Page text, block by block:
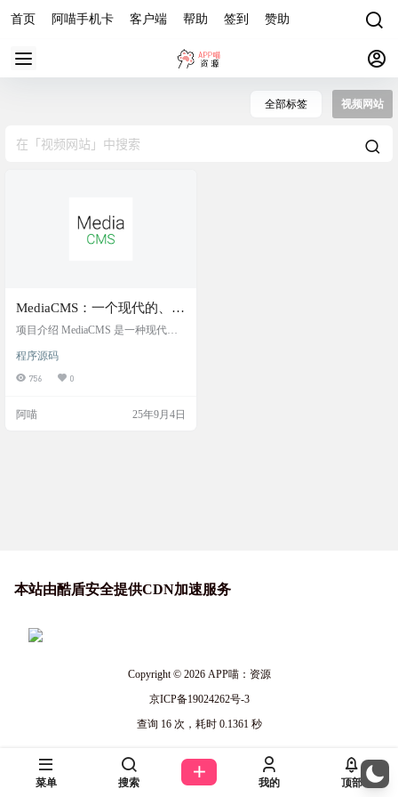
首页 阿喵手机卡 客户端 帮助 签到 赞助
全部标签 视频网站
MediaCMS：一个现代的、功
能齐全的开源视频和媒体
YouTube
项目介绍 MediaCMS 是一种现代、
它的开发是为了满足现代网络平台
查看和共享媒体的需求。它可用于
支持多种媒体类型包括视频、音
程序源码
756 0
阿喵 25年9月4日
本站由酷盾安全提供CDN加速服务
Copyright © 2026APP喵：资源
京ICP备19024262号-3
查询 16 次，耗时 0.1361 秒
菜单 搜索 我的 顶部